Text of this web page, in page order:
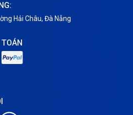
Hải Châu, Đà Nẵng